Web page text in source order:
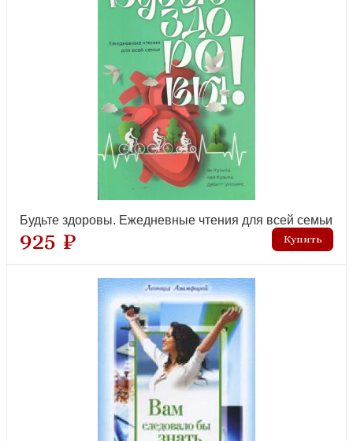
Библия и церковь о проблеме войны и мира
Велик Бог наш! Рассказы для семейного чтения
Жизнеописание. Избранные письма. 2-е изд
Будьте здоровы. Ежедневные чтения для всей семьи
925 ₽